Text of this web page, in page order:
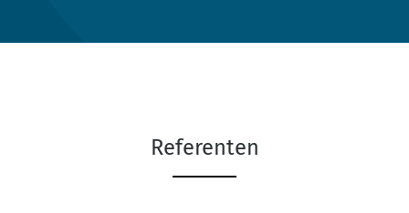
Referenten